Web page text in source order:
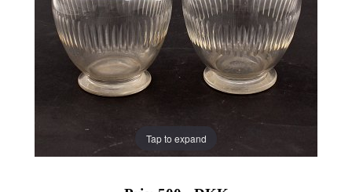
Tap to expand